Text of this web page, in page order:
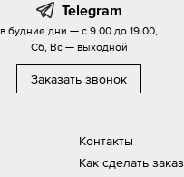
Контакты
Как сделать заказ
Telegram
в будние дни — с 9.00 до 19.00,
Сб, Вс — выходной
Заказать звонок